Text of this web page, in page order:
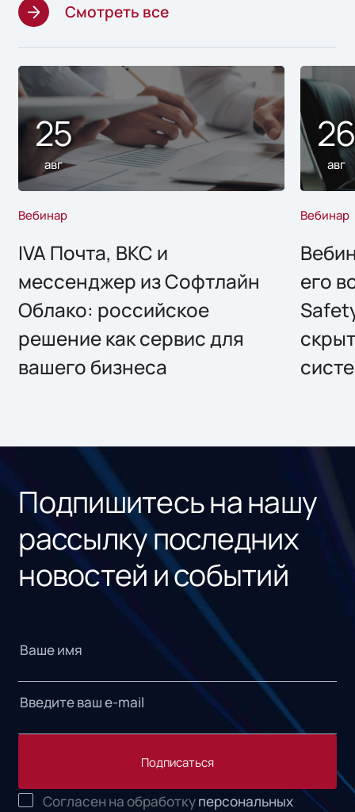
Смотреть все
25
авг
Вебинар
IVA Почта, ВКС и
мессенджер из Софтлайн
Облако: российское
решение как сервис для
вашего бизнеса
авг
Вебинар
его
Подпишитесь на нашу
рассылку последних
новостей и событий
Подписаться
Согласен на обработкуперсональных